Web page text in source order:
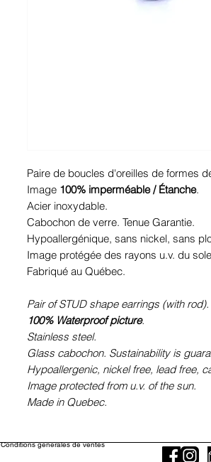
Paire de boucles d'oreilles de formes
Image 100% imperméable / Étanche.
Acier inoxydable.
Cabochon de verre. Tenue Garantie.
Hypoallergénique, sans nickel, sans
Image protégée des rayons u.v. du
Fabriqué au Québec.
Pair of STUD shape earrings (with rod).
100% Waterproof picture.
Stainless steel.
Glass cabochon. Sustainability is
Hypoallergenic, nickel free, lead free,
Image protected from u.v. of the sun.
Made in Quebec.
Conditions générales de ventes